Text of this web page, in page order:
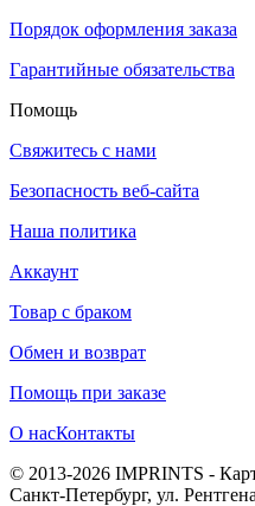
Порядок оформления заказа
Гарантийные обязательства
Помощь
Свяжитесь с нами
Безопасность веб-сайта
Наша политика
Аккаунт
Товар с браком
Обмен и возврат
Помощь при заказе
О насКонтакты
© 2013-2026 IMPRINTS -
Санкт-Петербург, ул.